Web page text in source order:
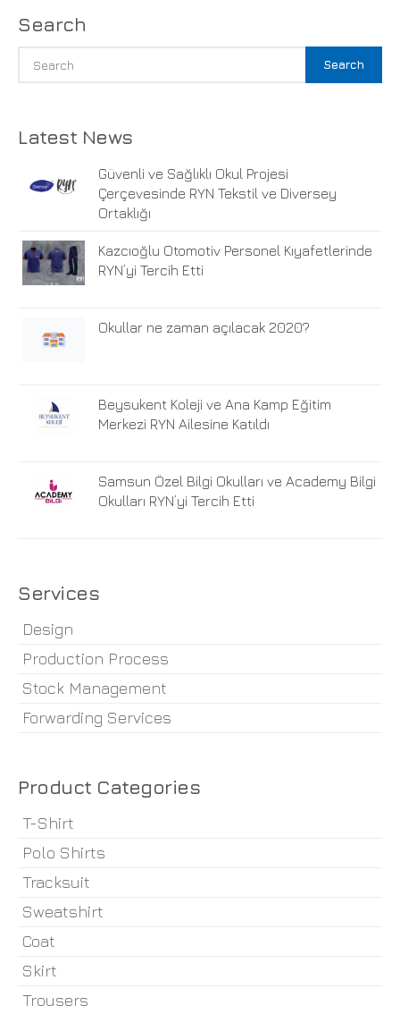
Search
Search
Latest News
Güvenli ve Sağlıklı Okul Projesi
Çerçevesinde RYN Tekstil ve Diversey
Ortaklığı
Kazcıoğlu Otomotiv Personel Kıyafetlerinde
RYN’yi Tercih Etti
Okullar ne zaman açılacak 2020?
Beysukent Koleji ve Ana Kamp Eğitim
Merkezi RYN Ailesine Katıldı
Samsun Özel Bilgi Okulları ve Academy Bilgi
Okulları RYN’yi Tercih Etti
Services
Design
Production Process
Stock Management
Forwarding Services
Product Categories
T-Shirt
Polo Shirts
Tracksuit
Sweatshirt
Coat
Skirt
Trousers